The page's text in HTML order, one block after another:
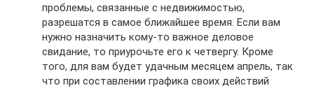
проблемы, связанные с недвижимостью,
разрешатся в самое ближайшее время. Если вам
нужно назначить кому-то важное деловое
свидание, то приурочьте его к четвергу. Кроме
того, для вам будет удачным месяцем апрель, так
что при составлении графика своих действий